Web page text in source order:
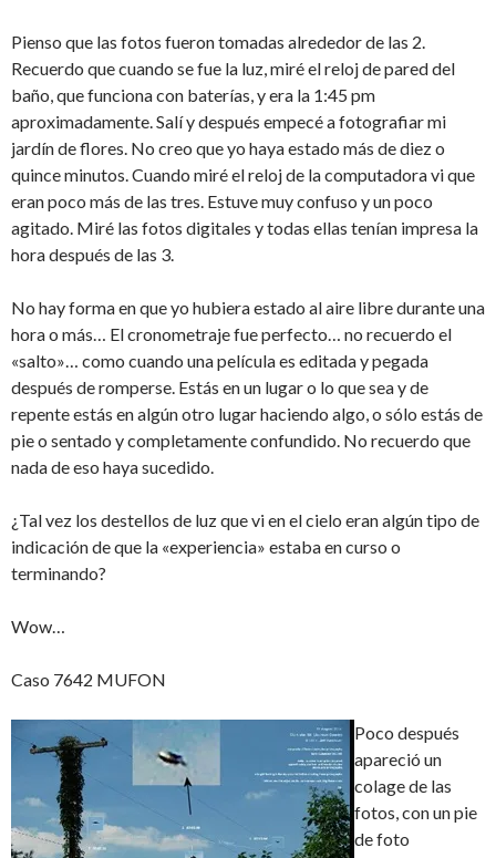
Pienso que las fotos fueron tomadas alrededor de las 2.
Recuerdo que cuando se fue la luz, miré el reloj de pared del
baño, que funciona con baterías, y era la 1:45 pm
aproximadamente. Salí y después empecé a fotografiar mi
jardín de flores. No creo que yo haya estado más de diez o
quince minutos. Cuando miré el reloj de la computadora vi que
eran poco más de las tres. Estuve muy confuso y un poco
agitado. Miré las fotos digitales y todas ellas tenían impresa la
hora después de las 3.
No hay forma en que yo hubiera estado al aire libre durante una
hora o más… El cronometraje fue perfecto… no recuerdo el
«salto»… como cuando una película es editada y pegada
después de romperse. Estás en un lugar o lo que sea y de
repente estás en algún otro lugar haciendo algo, o sólo estás de
pie o sentado y completamente confundido. No recuerdo que
nada de eso haya sucedido.
¿Tal vez los destellos de luz que vi en el cielo eran algún tipo de
indicación de que la «experiencia» estaba en curso o
terminando?
Wow…
Caso 7642 MUFON
Poco después
apareció un
colage de las
fotos, con un pie
de foto